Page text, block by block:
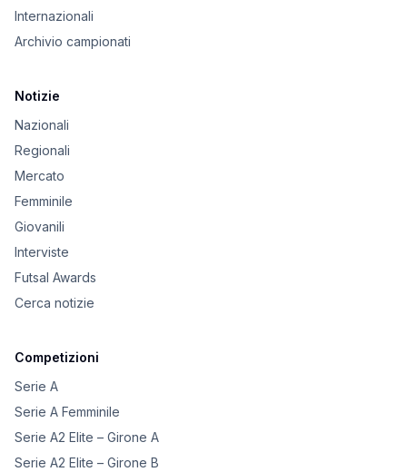
Internazionali
Archivio campionati
Notizie
Nazionali
Regionali
Mercato
Femminile
Giovanili
Interviste
Futsal Awards
Cerca notizie
Competizioni
Serie A
Serie A Femminile
Serie A2 Elite – Girone A
Serie A2 Elite – Girone B